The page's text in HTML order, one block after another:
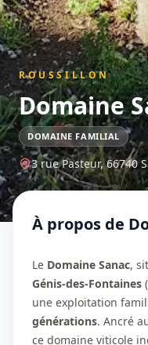
ROUSSILLON
Domaine
DOMAINE FAMILIAL
3 rue Pasteur,66740
À propos de
Le Domaine Sanac,
Génis-des-Fontaines
une exploitation
générations. Ancré
ce domaine viticole